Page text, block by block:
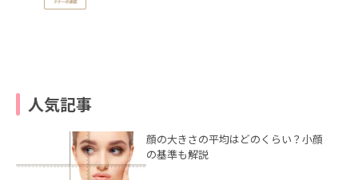
人気記事
顔の大きさの平均はどのくらい？小顔
の基準も解説